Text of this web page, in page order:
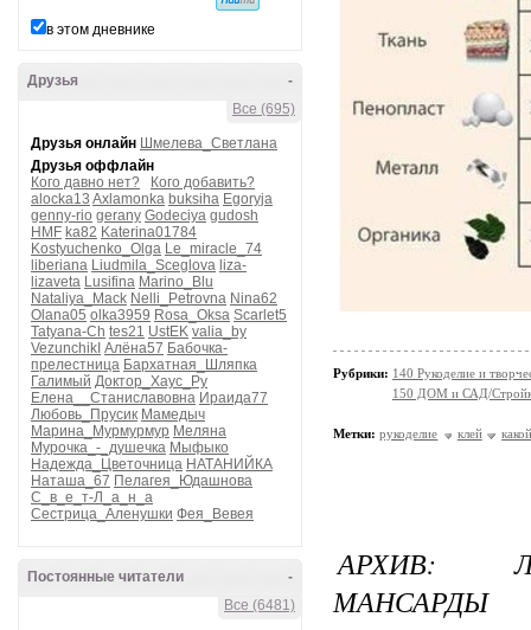
в этом дневнике
-
Друзья
Все (695)
Друзья онлайн Шмелева_Светлана
Друзья оффлайн
Кого давно нет?
Кого добавить?
alocka13 Axlamonka buksiha Egoryja
genny-rio gerany Godeciya gudosh
HMF ka82 Katerina01784
Kostyuchenko_Olga Le_miracle_74
liberiana Liudmila_Sceglova liza-
lizaveta Lusifina Marino_Blu
Nataliya_Mack Nelli_Petrovna Nina62
Olana05 olka3959 Rosa_Oksa Scarlet5
Tatyana-Ch tes21 UstEK valia_by
VezunchikI Алёна57 Бабочка-
прелестница Бархатная_Шляпка
Галимый Доктор_Хаус_Ру
Елена__Станиславовна Ираида77
Любовь_Прусик Мамедыч
Марина_Мурмурмур Меляна
Мурочка_-_душечка Мыфыко
Надежда_Цветочница НАТАНИЙКА
Наташа_67 Пелагея_Юдашнова
С_в_е_т-Л_а_н_а
Сестрица_Аленушки Фея_Вевея
-
Постоянные читатели
Все (6481)
Рубрики: 140 Рукоделие и
150 ДОМ и САД/
Метки: рукоделие клей
АРХИВ:
МАНСАРДЫ